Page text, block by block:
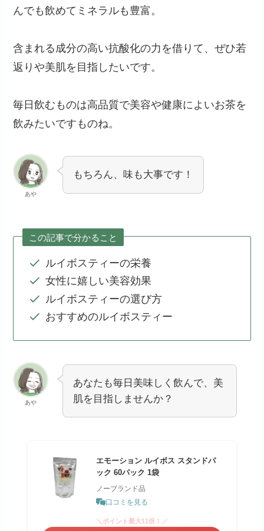
んでも飲めてミネラルも豊富。
含まれる成分の高い抗酸化の力を借りて、ぜひ若
返りや美肌を目指したいです。
毎日飲むものは高品質で美容や健康によいお茶を
飲みたいですものね。
あや
もちろん、味も大事です！
この記事で分かること
ルイボスティーの栄養
女性に嬉しい美容効果
ルイボスティーの選び方
おすすめのルイボスティー
あや
あなたも毎日美味しく飲んで、美
肌を目指しませんか？
エモーション ルイボス スタンドパ
ック 60パック 1袋
ノーブランド品
口コミを見る
＼ポイント最大11倍！／